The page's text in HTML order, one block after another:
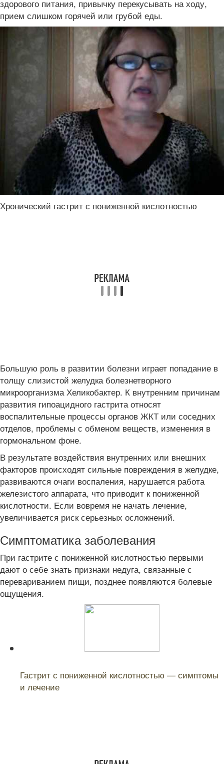
здорового питания, привычку перекусывать на ходу,
прием слишком горячей или грубой еды.
Хронический гастрит с пониженной кислотностью
Большую роль в развитии болезни играет попадание в
толщу слизистой желудка болезнетворного
микроорганизма Хеликобактер. К внутренним причинам
развития гипоацидного гастрита относят
воспалительные процессы органов ЖКТ или соседних
отделов, проблемы с обменом веществ, изменения в
гормональном фоне.
В результате воздействия внутренних или внешних
факторов происходят сильные повреждения в желудке,
развиваются очаги воспаления, нарушается работа
железистого аппарата, что приводит к пониженной
кислотности. Если вовремя не начать лечение,
увеличивается риск серьезных осложнений.
Симптоматика заболевания
При гастрите с пониженной кислотностью первыми
дают о себе знать признаки недуга, связанные с
перевариванием пищи, позднее появляются болевые
ощущения.
Гастрит с пониженной кислотностью — симптомы
и лечение